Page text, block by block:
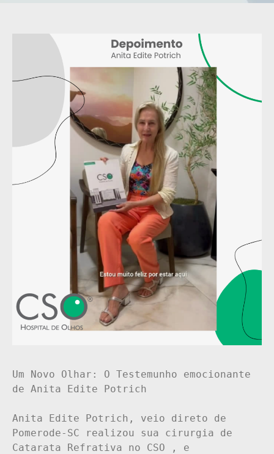
Um Novo Olhar: O Testemunho emocionante
de Anita Edite Potrich
Anita Edite Potrich, veio direto de
Pomerode-SC realizou sua cirurgia de
Catarata Refrativa no CSO , e